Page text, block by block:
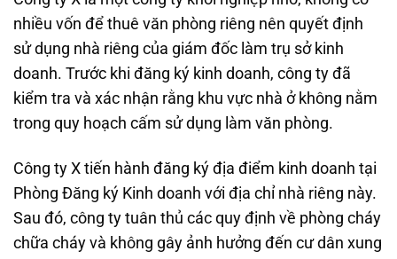
nhiều vốn để thuê văn phòng riêng nên quyết định
sử dụng nhà riêng của giám đốc làm trụ sở kinh
doanh. Trước khi đăng ký kinh doanh, công ty đã
kiểm tra và xác nhận rằng khu vực nhà ở không nằm
trong quy hoạch cấm sử dụng làm văn phòng.
Công ty X tiến hành đăng ký địa điểm kinh doanh tại
Phòng Đăng ký Kinh doanh với địa chỉ nhà riêng này.
Sau đó, công ty tuân thủ các quy định về phòng cháy
chữa cháy và không gây ảnh hưởng đến cư dân xung